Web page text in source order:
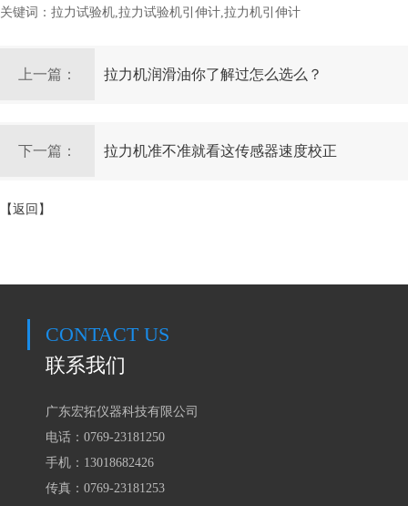
关键词：拉力试验机,拉力试验机引伸计,拉力机引伸计
上一篇： 拉力机润滑油你了解过怎么选么？
下一篇： 拉力机准不准就看这传感器速度校正
【返回】
CONTACT US
联系我们
广东宏拓仪器科技有限公司
电话：0769-23181250
手机： 13018682426
传真：0769-23181253